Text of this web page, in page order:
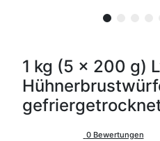
1 kg (5 x 200 g)
0 Bewertungen